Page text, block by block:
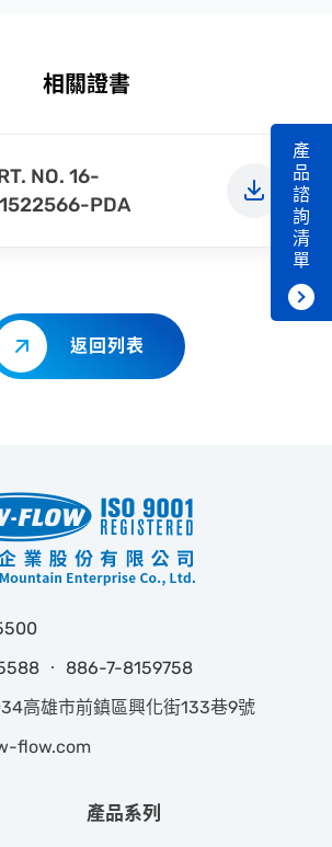
相關證書
NO. 16-
PDA
返回列表
產
品
諮
詢
清
單
‧ 886-7-8159758
高雄市前鎮區興化街133巷9號
flow.com
產品系列